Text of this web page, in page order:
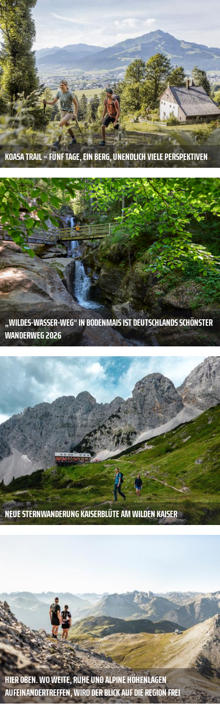
KOASA TRAIL – FÜNF TAGE, EIN BERG, UNENDLICH VIELE PERSPEKTIVEN
„WILDES-WASSER-WEG“ IN BODENMAIS IST DEUTSCHLANDS SCHÖNSTER
WANDERWEG 2026
NEUE STERNWANDERUNG KAISERBLÜTE AM WILDEN KAISER
HIER OBEN. WO WEITE, RUHE UND ALPINE HÖHENLAGEN
AUFEINANDERTREFFEN, WIRD DER BLICK AUF DIE REGION FREI